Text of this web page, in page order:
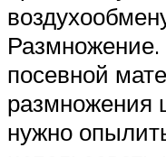
посевной
размножения
нужно